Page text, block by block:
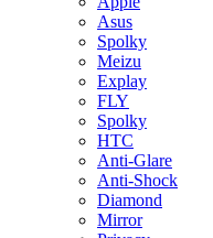
Asus
Spolky
Meizu
Explay
FLY
Spolky
HTC
Anti-Glare
Anti-Shock
Diamond
Mirror